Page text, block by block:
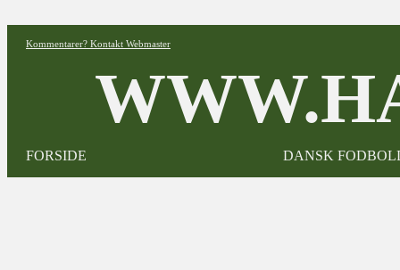
Kommentarer? Kontakt Webmaster
FORSIDE DANSK